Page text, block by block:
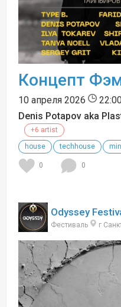
Концепт
10 апреля 2026
Denis Potapov aka
+6 artist
house
techhouse
0 0
Odyssey
Фестиваль г